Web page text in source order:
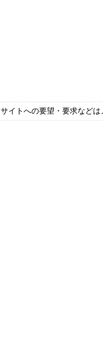
トへの要望・要求など